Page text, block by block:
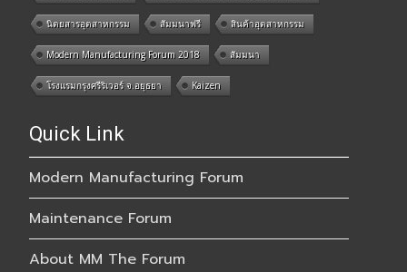
นิตยสารอุตสาหกรรม สัมมนาฟรี สินค้าอุตสาหกรรม
Modern Manufacturing Forum 2018 สัมมนา
โรงแรมกรุงศรีริเวอร์ จ.อยุธยา Kaizen
Quick Link
Modern Manufacturing Forum
Maintenance Forum
About MM The Forum